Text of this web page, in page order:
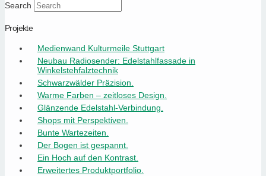
Search
Projekte
Medienwand Kulturmeile Stuttgart
Neubau Radiosender: Edelstahlfassade in
Winkelstehfalztechnik
Schwarzwälder Präzision.
Warme Farben – zeitloses Design.
Glänzende Edelstahl-Verbindung.
Shops mit Perspektiven.
Bunte Wartezeiten.
Der Bogen ist gespannt.
Ein Hoch auf den Kontrast.
Erweitertes Produktportfolio.